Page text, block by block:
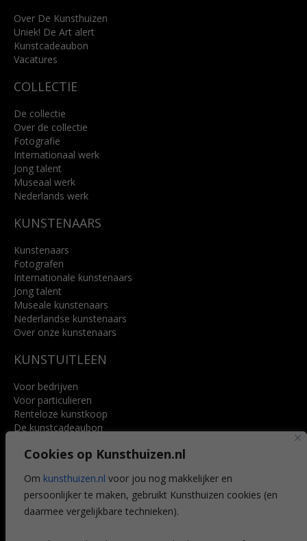
Cookies op Kunsthuizen.nl
Om kunsthuizen.nl voor jou nog makkelijker en
persoonlijker te maken, gebruikt Kunsthuizen cookies (en
daarmee vergelijkbare technieken).
info@kunsthuisbreda.nl
Lees meer
Over De Kunsthuizen
Uniek! De Art alert
Kunstcadeaubon
Vacatures
COLLECTIE
De collectie
Over de collectie
Fotografie
Internationaal werk
Jong talent
Museaal werk
Nederlands werk
KUNSTENAARS
Kunstenaars
Fotografen
Internationale kunstenaars
Jong talent
Museale kunstenaars
Nederlandse kunstenaars
Over onze kunstenaars
KUNSTUITLEEN
Voor bedrijven
Voor particulieren
Renteloze kunstkoop
De kunstcadeaubon
Voordelen
Veelgestelde vragen
CONTACT